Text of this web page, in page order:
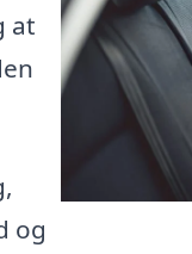
at
og